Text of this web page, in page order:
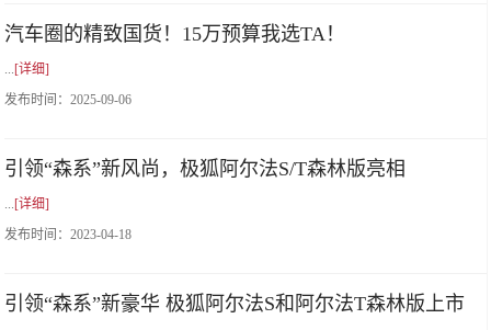
汽车圈的精致国货！15万预算我选TA！
...[详细]
发布时间：2025-09-06
引领“森系”新风尚，极狐阿尔法S/T森林版亮相
...[详细]
发布时间：2023-04-18
引领“森系”新豪华 极狐阿尔法S和阿尔法T森林版上市